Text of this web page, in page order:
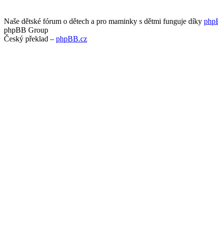
Naše dětské fórum o dětech a pro maminky s dětmi funguje díky
phpBB Group
Český překlad – phpBB.cz